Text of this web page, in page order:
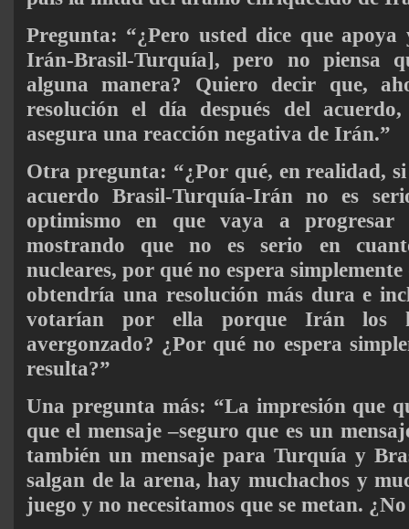
Pregunta: “¿Pero usted dice que
Irán-Brasil-Turquía], pero no piensa
alguna manera? Quiero decir que,
resolución el día después del
asegura una reacción negativa de Irán.”
Otra pregunta: “¿Por qué, en realidad, si
acuerdo Brasil-Turquía-Irán no es
optimismo en que vaya a
mostrando que no es serio en
nucleares, por qué no espera simplemente
obtendría una resolución más dura e
votarían por ella porque Irán los
avergonzado? ¿Por qué no espera
resulta?”
Una pregunta más: “La impresión que
que el mensaje –seguro que es un
también un mensaje para Turquía y
salgan de la arena, hay muchachos y
juego y no necesitamos que se metan.